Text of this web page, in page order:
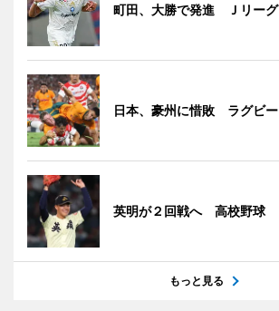
町田、大勝で発進 Ｊリーグ
日本、豪州に惜敗 ラグビー
英明が２回戦へ 高校野球
もっと見る